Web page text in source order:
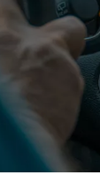
Tela
9'/